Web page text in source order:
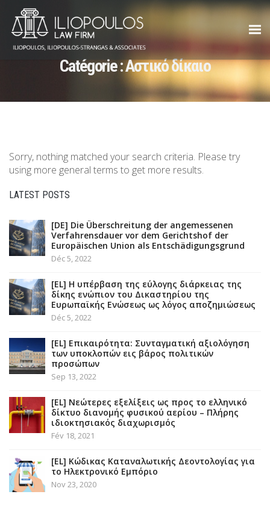
Catégorie :Αστικό δίκαιο
Sorry, nothing matched your search criteria. Please try
using more general terms to get more results.
LATEST POSTS
[DE] Die Überschreitung der angemessenen
Verfahrensdauer vor dem Gerichtshof der
Europäischen Union als Entschädigungsgrund
Déc 5, 2022
[EL] Η υπέρβαση της εύλογης διάρκειας της
δίκης ενώπιον του Δικαστηρίου της
Ευρωπαϊκής Ενώσεως ως λόγος αποζημιώσεως
Déc 5, 2022
[EL] Επικαιρότητα: Συνταγματική αξιολόγηση
των υποκλοπών εις βάρος πολιτικών
προσώπων
Sep 13, 2022
[EL] Νεώτερες εξελίξεις ως προς το ελληνικό
δίκτυο διανομής φυσικού αερίου – Πλήρης
ιδιοκτησιακός διαχωρισμός
Fév 18, 2021
[EL] Κώδικας Καταναλωτικής Δεοντολογίας για
το Ηλεκτρονικό Εμπόριο
Nov 23, 2020